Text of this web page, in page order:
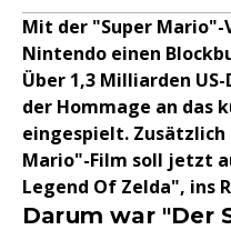
Mit der "Super
Nintendo einen
Über 1,3 Milliarden
der Hommage an das
eingespielt. Zusätzlich
Mario"-Film soll jetzt
Legend Of Zelda", ins
Darum war "Der